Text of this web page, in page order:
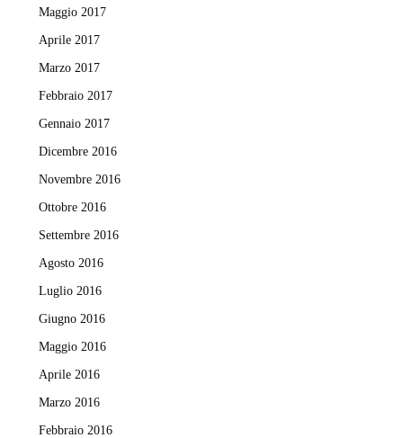
Maggio 2017
Aprile 2017
Marzo 2017
Febbraio 2017
Gennaio 2017
Dicembre 2016
Novembre 2016
Ottobre 2016
Settembre 2016
Agosto 2016
Luglio 2016
Giugno 2016
Maggio 2016
Aprile 2016
Marzo 2016
Febbraio 2016